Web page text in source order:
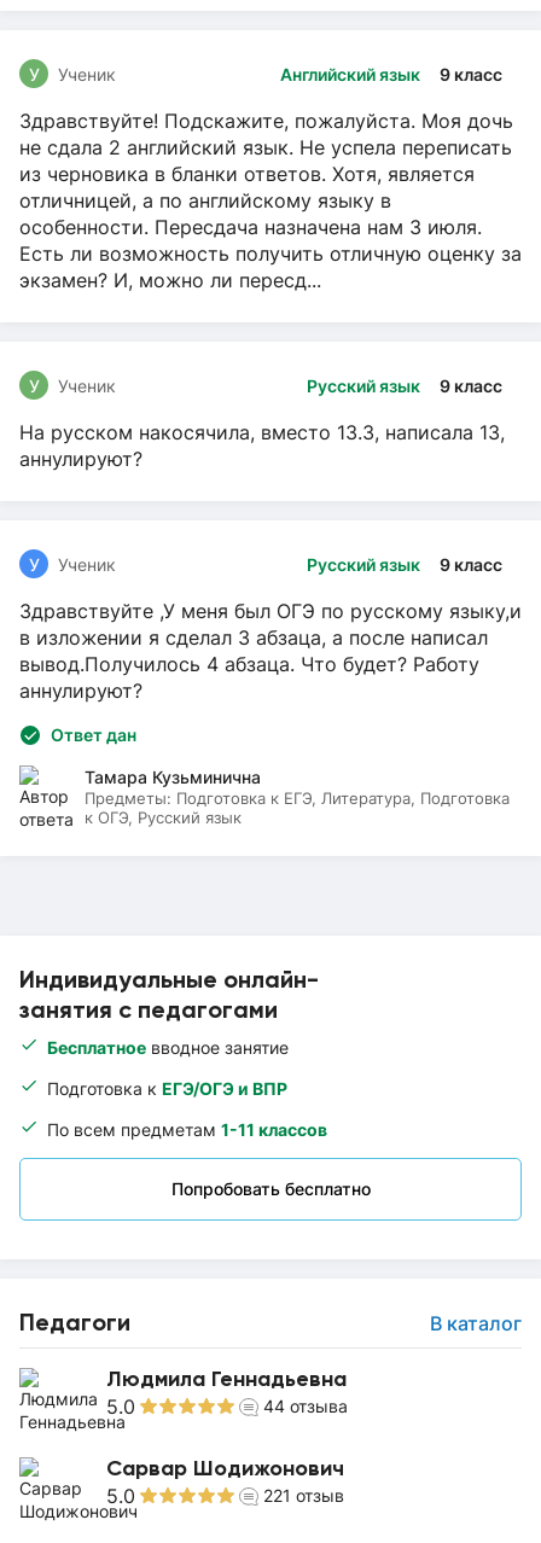
Индивидуальные онлайн-
занятия с педагогами
Бесплатное вводное занятие
Подготовка к ЕГЭ/ОГЭ и ВПР
По всем предметам 1-11 классов
Попробовать бесплатно
Педагоги В каталог
Людмила Геннадьевна
5.0 44 отзыва
Сарвар Шодижонович
5.0 221 отзыв
Английский язык 9 класс
У Ученик
Здравствуйте! Подскажите, пожалуйста. Моя дочь
не сдала 2 английский язык. Не успела переписать
из черновика в бланки ответов. Хотя, является
отличницей, а по английскому языку в
особенности. Пересдача назначена нам 3 июля.
Есть ли возможность получить отличную оценку за
экзамен? И, можно ли пересд...
Русский язык 9 класс
У Ученик
На русском накосячила, вместо 13.3, написала 13,
аннулируют?
Русский язык 9 класс
У Ученик
Здравствуйте ,У меня был ОГЭ по русскому языку,и
в изложении я сделал 3 абзаца, а после написал
вывод.Получилось 4 абзаца. Что будет? Работу
аннулируют?
Ответ дан
Тамара Кузьминична
Предметы: Подготовка к ЕГЭ, Литература, Подготовка
к ОГЭ, Русский язык